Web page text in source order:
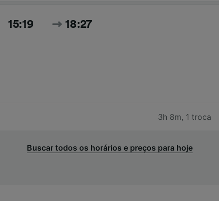
15:19 18:27
3h 8m, 1 troca
Buscar todos os horários e preços para hoje